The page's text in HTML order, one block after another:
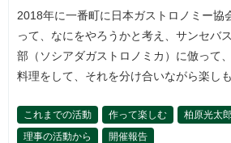
2018年に一番町に日本ガストロノミー協
って、なにをやろうかと考え、サンセバ
部（ソシアダガストロノミカ）に倣って
料理をして、それを分け合いながら楽し
これまでの活動 作って楽しむ 柏原光太
理事の活動から
開催報告